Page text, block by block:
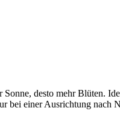
desto mehr Blüten.
bei einer Ausrichtung nach